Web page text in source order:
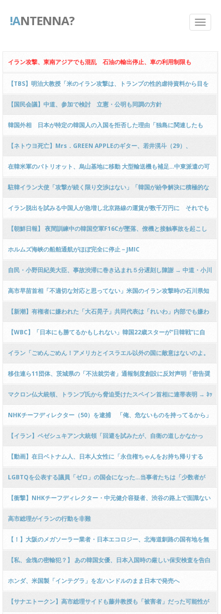
!ANTENNA?
イラン攻撃、東南アジアでも混乱 石油の輸出停止、車の利用制限も
【TBS】明治大教授「米のイラン攻撃は、トランプの性的虐待資料から目を
逸らすため！」と断言 ｗｗｗｗｗｗｗｗｗｗｗｗｗｗｗｗｗｗｗ
【国民会議】中道、参加で検討 立憲・公明も同調の方針
韓国外相 日本が特定の韓国人の入国を拒否した理由「独島に関連したも
の」[3/6] [昆虫図鑑★]
【ネトウヨ死亡】Mrs．GREEN APPLEのギター、若井滉斗（29）、
在韓米軍のパトリオット、烏山基地に移動 大型輸送機も補足…中東派遣の可
能性に注目
駐韓イラン大使「攻撃が続く限り交渉はない」「韓国が紛争解決に積極的な
役割をすることを望む」
イラン脱出を試みる中国人が急増し北京路線の運賃が数千万円に それでも
脱出せねばならない理由
【朝鮮日報】 夜間訓練中の韓国空軍F16Cが墜落、僚機と接触事故を起こし
ていた ／榮州
ホルムズ海峡の船舶通航がほぼ完全に停止－JMIC
自民・小野田紀美大臣、事故渋滞に巻き込まれ５分遅刻し陳謝 → 中道・小川
代表「緩みとおごり…目に余る！」ｗｗｗｗｗｗｗｗｗｗｗｗｗｗｗｗｗｗ
高市早苗首相「不適切な対応と思ってない」米国のイラン攻撃時の石川県知
事選応援巡り経緯を説明⋯参政・和田政宗議員質問
【新潮】有権者に嫌われた「大石晃子」共同代表は「れいわ」内部でも嫌わ
れていた 「山本太郎べったり」で「口を開けば他人の悪口」 → ｗｗｗｗｗ
ｗｗｗｗｗ
【WBC】「日本にも勝てるかもしれない」韓国22歳スターが“日韓戦”に自
信！侍ジャパン撃破へ「韓国は強くなった」
イラン「ごめんごめん！アメリカとイスラエル以外の国に敵意はないのよ。
いやマジでマジで」
移住連ら11団体、茨城県の「不法就労者」通報制度創設に反対声明「密告奨
励で差別助長！」ｗｗｗｗｗｗｗｗｗｗｗｗｗｗｗｗｗｗｗ
マクロン仏大統領、トランプ氏から脅迫受けたスペイン首相に連帯表明 → ﾈｯ
ﾄ「さすがフランス版石破」「グローバリストの成れの果て」「イギリスも追
随しそう」「日本の左翼も…」
NHKチーフディレクター（50）を逮捕 「俺、危ないものを持ってるから」
と脅し面識ない20代女性に性的暴行か
【イラン】ペゼシュキアン大統領「回避を試みたが、自衛の道しかなかっ
た」報復攻撃を釈明、軍も声明「米とイスラエル以外に敵意はない」
【動画】在日ベトナム人、日本人女性に「永住権ちゃんをお持ち帰りする
よ？」「永住権なんて超簡単！口説きまくれば良いだけ」と偽装結婚を同胞
に推奨か → ｗｗｗｗｗｗｗｗ
LGBTQを公表する議員「ゼロ」の国会になった…当事者たちは「少数者が
『ないもの』にされないために」前を向く：東京新聞
【衝撃】NHKチーフディレクター・中元健介容疑者、渋谷の路上で面識ない
20代女性に性的暴行「無理やりではない！」と容疑を否認 ｗｗｗｗｗｗｗｗ
ｗｗｗｗｗｗｗｗｗ
高市総理がイランの行動を非難
【！】大阪のメガソーラー業者・日本エコロジー、北海道釧路の国有地を無
断で切り開き道路化 → 絶滅危惧種キタサンショウウオの越冬地破壊の疑い
ｗｗｗｗｗｗｗｗｗｗｗ
【私、金塊の密輸犯？】 あの韓国女優、日本入国時の厳しい保安検査を告白
ホンダ、米国製「インテグラ」を左ハンドルのまま日本で発売へ
【サナエトークン】高市総理サイドも藤井教授も「被害者」だった可能性が